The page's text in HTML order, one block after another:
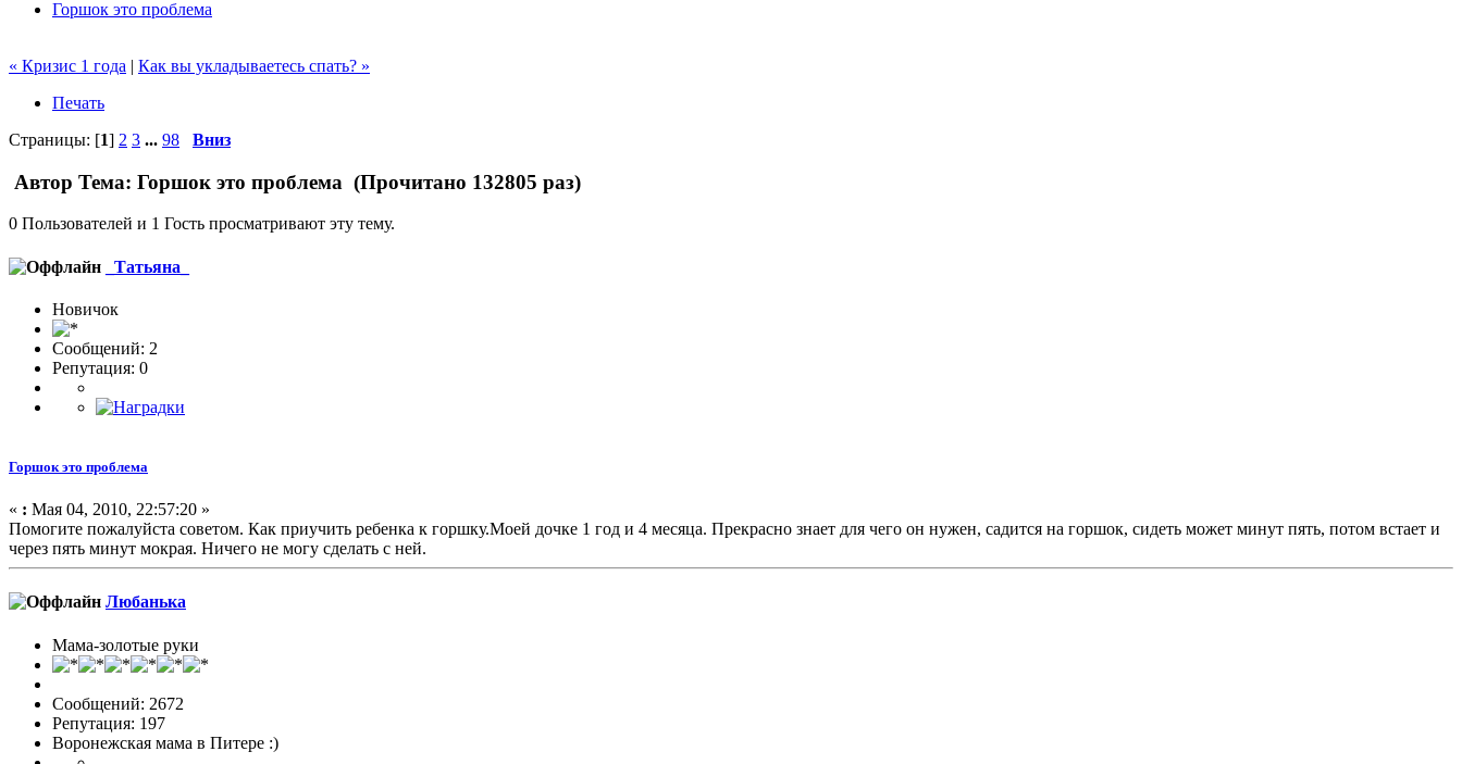
Горшок это проблема
« Кризис 1 года | Как вы укладываетесь спать? »
Печать
Страницы: [1] 2 3 ... 98 Вниз
Автор Тема: Горшок это проблема (Прочитано 132805 раз)
0 Пользователей и 1 Гость просматривают эту тему.
_Татьяна_
Новичок
Сообщений: 2
Репутация: 0
Горшок это проблема
« : Мая 04, 2010, 22:57:20 »
Помогите пожалуйста советом. Как приучить ребенка к горшку.Моей дочке 1 год и 4 месяца. Прекрасно знает для чего он нужен, садится на горшок, сидеть может минут пять, потом встает и
через пять минут мокрая. Ничего не могу сделать с ней.
Любанька
Мама-золотые руки
Сообщений: 2672
Репутация: 197
Воронежская мама в Питере :)